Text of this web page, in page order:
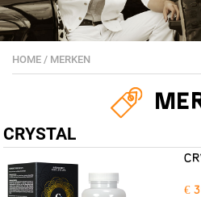
HOME / MERKEN
CRYSTAL
€